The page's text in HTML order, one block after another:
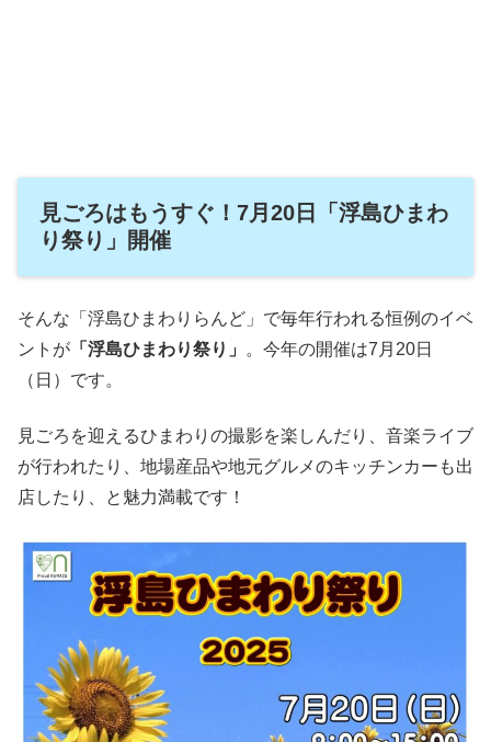
見ごろはもうすぐ！7月20日「浮島ひまわ
り祭り」開催
そんな「浮島ひまわりらんど」で毎年行われる恒例のイベ
ントが 「浮島ひまわり祭り」
。今年の開催は7月20日
（日）です。
見ごろを迎えるひまわりの撮影を楽しんだり、音楽ライブ
が行われたり、地場産品や地元グルメのキッチンカーも出
店したり、と魅力満載です！